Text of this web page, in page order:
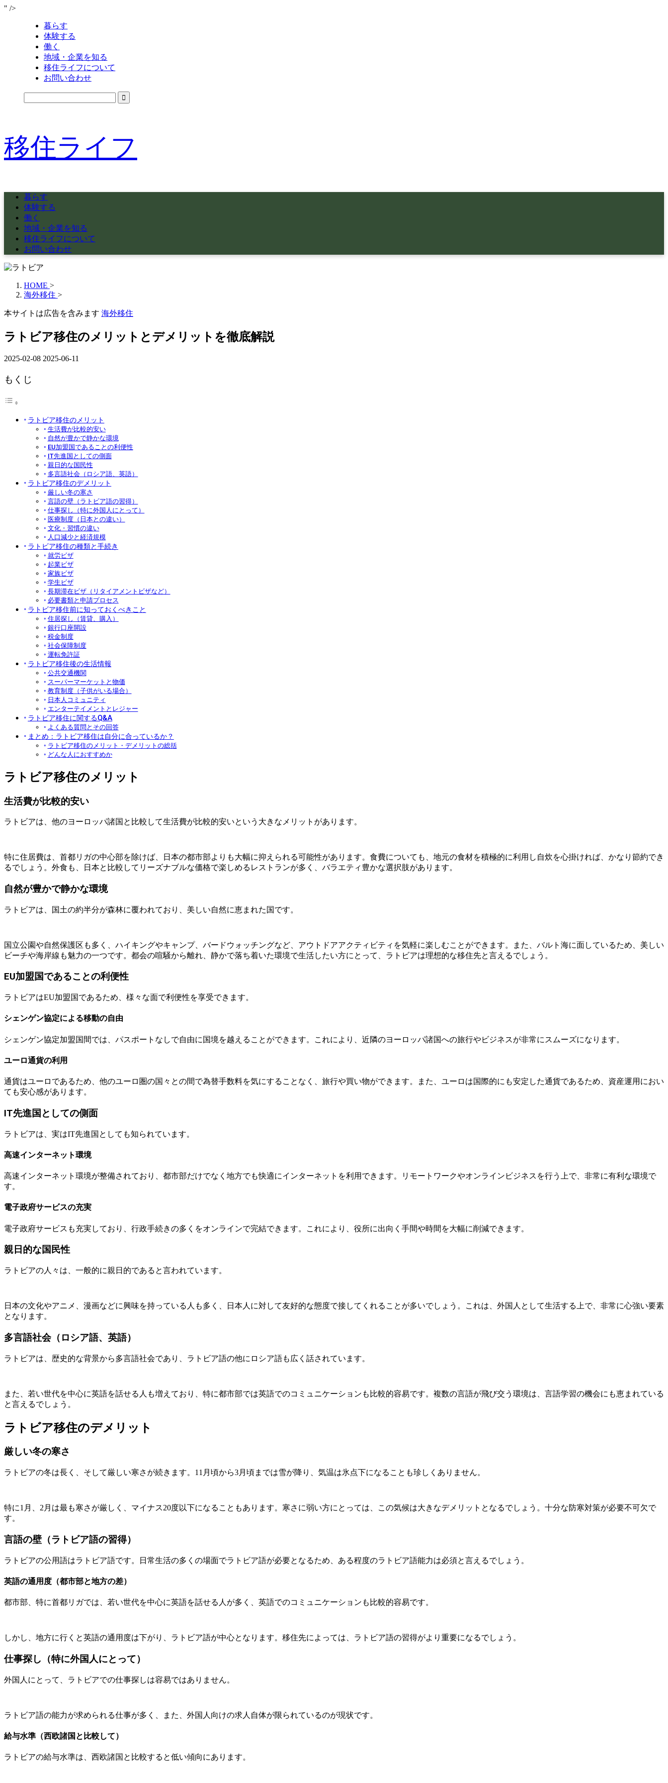
" />
暮らす
体験する
働く
地域・企業を知る
移住ライフについて
お問い合わせ
移住ライフ
暮らす
体験する
働く
地域・企業を知る
移住ライフについて
お問い合わせ
HOME >
海外移住 >
本サイトは広告を含みます 海外移住
ラトビア移住のメリットとデメリットを徹底解説
2025-02-08 2025-06-11
もくじ
ラトビア移住のメリット
生活費が比較的安い
自然が豊かで静かな環境
EU加盟国であることの利便性
IT先進国としての側面
親日的な国民性
多言語社会（ロシア語、英語）
ラトビア移住のデメリット
厳しい冬の寒さ
言語の壁（ラトビア語の習得）
仕事探し（特に外国人にとって）
医療制度（日本との違い）
文化・習慣の違い
人口減少と経済規模
ラトビア移住の種類と手続き
就労ビザ
起業ビザ
家族ビザ
学生ビザ
長期滞在ビザ（リタイアメントビザなど）
必要書類と申請プロセス
ラトビア移住前に知っておくべきこと
住居探し（賃貸、購入）
銀行口座開設
税金制度
社会保障制度
運転免許証
ラトビア移住後の生活情報
公共交通機関
スーパーマーケットと物価
教育制度（子供がいる場合）
日本人コミュニティ
エンターテイメントとレジャー
ラトビア移住に関するQ&A
よくある質問とその回答
まとめ：ラトビア移住は自分に合っているか？
ラトビア移住のメリット・デメリットの総括
どんな人におすすめか
ラトビア移住のメリット
生活費が比較的安い
ラトビアは、他のヨーロッパ諸国と比較して生活費が比較的安いという大きなメリットがあります。
特に住居費は、首都リガの中心部を除けば、日本の都市部よりも大幅に抑えられる可能性があります。食費についても、地元の食材を積極的に利用し自炊を心掛ければ、かなり節約でき
るでしょう。外食も、日本と比較してリーズナブルな価格で楽しめるレストランが多く、バラエティ豊かな選択肢があります。
自然が豊かで静かな環境
ラトビアは、国土の約半分が森林に覆われており、美しい自然に恵まれた国です。
国立公園や自然保護区も多く、ハイキングやキャンプ、バードウォッチングなど、アウトドアアクティビティを気軽に楽しむことができます。また、バルト海に面しているため、美しい
ビーチや海岸線も魅力の一つです。都会の喧騒から離れ、静かで落ち着いた環境で生活したい方にとって、ラトビアは理想的な移住先と言えるでしょう。
EU加盟国であることの利便性
ラトビアはEU加盟国であるため、様々な面で利便性を享受できます。
シェンゲン協定による移動の自由
シェンゲン協定加盟国間では、パスポートなしで自由に国境を越えることができます。これにより、近隣のヨーロッパ諸国への旅行やビジネスが非常にスムーズになります。
ユーロ通貨の利用
通貨はユーロであるため、他のユーロ圏の国々との間で為替手数料を気にすることなく、旅行や買い物ができます。また、ユーロは国際的にも安定した通貨であるため、資産運用におい
ても安心感があります。
IT先進国としての側面
ラトビアは、実はIT先進国としても知られています。
高速インターネット環境
高速インターネット環境が整備されており、都市部だけでなく地方でも快適にインターネットを利用できます。リモートワークやオンラインビジネスを行う上で、非常に有利な環境で
す。
電子政府サービスの充実
電子政府サービスも充実しており、行政手続きの多くをオンラインで完結できます。これにより、役所に出向く手間や時間を大幅に削減できます。
親日的な国民性
ラトビアの人々は、一般的に親日的であると言われています。
日本の文化やアニメ、漫画などに興味を持っている人も多く、日本人に対して友好的な態度で接してくれることが多いでしょう。これは、外国人として生活する上で、非常に心強い要素
となります。
多言語社会（ロシア語、英語）
ラトビアは、歴史的な背景から多言語社会であり、ラトビア語の他にロシア語も広く話されています。
また、若い世代を中心に英語を話せる人も増えており、特に都市部では英語でのコミュニケーションも比較的容易です。複数の言語が飛び交う環境は、言語学習の機会にも恵まれている
と言えるでしょう。
ラトビア移住のデメリット
厳しい冬の寒さ
ラトビアの冬は長く、そして厳しい寒さが続きます。11月頃から3月頃までは雪が降り、気温は氷点下になることも珍しくありません。
特に1月、2月は最も寒さが厳しく、マイナス20度以下になることもあります。寒さに弱い方にとっては、この気候は大きなデメリットとなるでしょう。十分な防寒対策が必要不可欠で
す。
言語の壁（ラトビア語の習得）
ラトビアの公用語はラトビア語です。日常生活の多くの場面でラトビア語が必要となるため、ある程度のラトビア語能力は必須と言えるでしょう。
英語の通用度（都市部と地方の差）
都市部、特に首都リガでは、若い世代を中心に英語を話せる人が多く、英語でのコミュニケーションも比較的容易です。
しかし、地方に行くと英語の通用度は下がり、ラトビア語が中心となります。移住先によっては、ラトビア語の習得がより重要になるでしょう。
仕事探し（特に外国人にとって）
外国人にとって、ラトビアでの仕事探しは容易ではありません。
ラトビア語の能力が求められる仕事が多く、また、外国人向けの求人自体が限られているのが現状です。
給与水準（西欧諸国と比較して）
ラトビアの給与水準は、西欧諸国と比較すると低い傾向にあります。